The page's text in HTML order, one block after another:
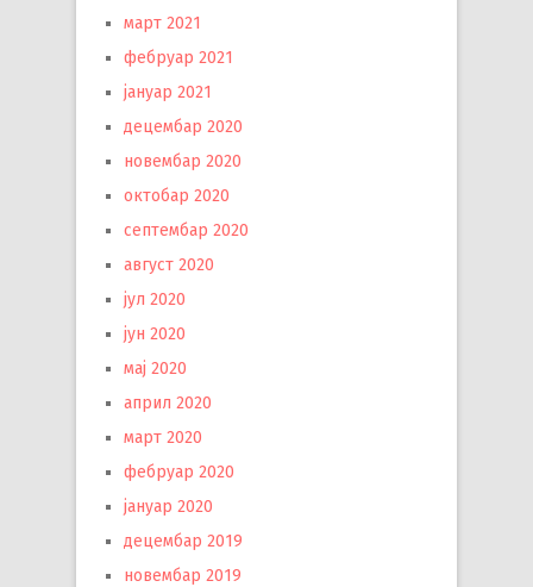
март 2021
фебруар 2021
јануар 2021
децембар 2020
новембар 2020
октобар 2020
септембар 2020
август 2020
јул 2020
јун 2020
мај 2020
април 2020
март 2020
фебруар 2020
јануар 2020
децембар 2019
новембар 2019